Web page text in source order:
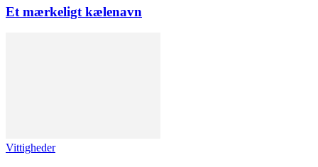
Et mærkeligt kælenavn
Vittigheder